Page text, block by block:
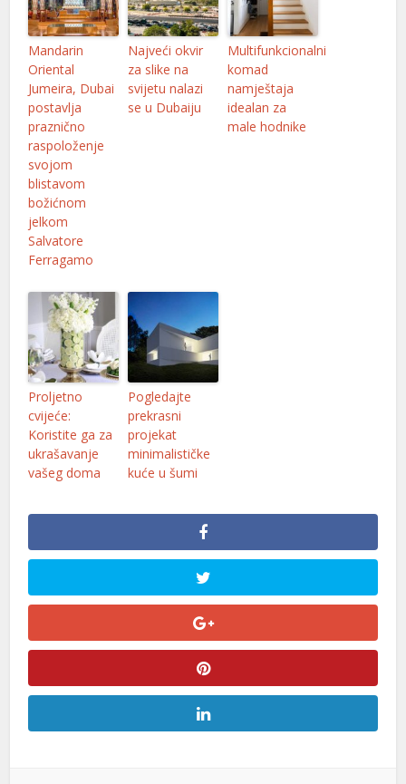
Mandarin
Oriental
Jumeira, Dubai
postavlja
praznično
raspoloženje
svojom
blistavom
božićnom
jelkom
Salvatore
Ferragamo
Najveći okvir
za slike na
svijetu nalazi
se u Dubaiju
Multifunkcionalni
komad
namještaja
idealan za
male hodnike
Proljetno
cvijeće:
Koristite ga za
ukrašavanje
vašeg doma
Pogledajte
prekrasni
projekat
minimalističke
kuće u šumi